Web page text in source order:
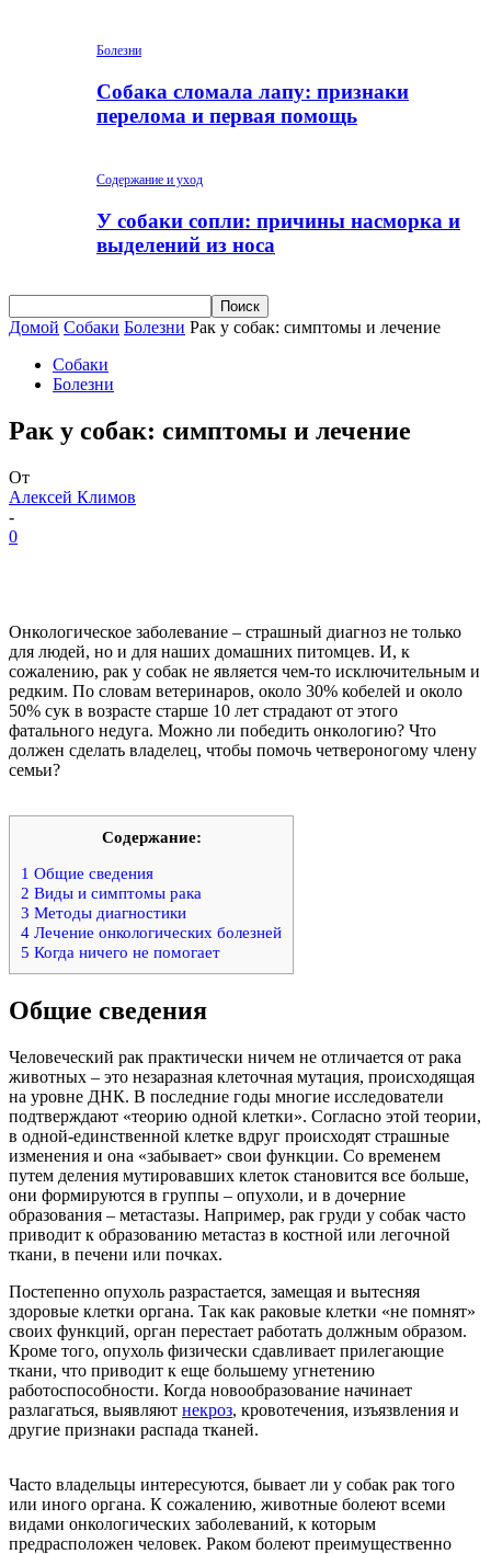
Болезни
Собака сломала лапу: признаки
перелома и первая помощь
Содержание и уход
У собаки сопли: причины насморка и
выделений из носа
Домой Собаки Болезни Рак у собак: симптомы и лечение
Собаки
Болезни
Рак у собак: симптомы и лечение
От
Алексей Климов
-
0
Онкологическое заболевание – страшный диагноз не только
для людей, но и для наших домашних питомцев. И, к
сожалению, рак у собак не является чем-то исключительным и
редким. По словам ветеринаров, около 30% кобелей и около
50% сук в возрасте старше 10 лет страдают от этого
фатального недуга. Можно ли победить онкологию? Что
должен сделать владелец, чтобы помочь четвероногому члену
семьи?
Содержание:
1 Общие сведения
2 Виды и симптомы рака
3 Методы диагностики
4 Лечение онкологических болезней
5 Когда ничего не помогает
Общие сведения
Человеческий рак практически ничем не отличается от рака
животных – это незаразная клеточная мутация, происходящая
на уровне ДНК. В последние годы многие исследователи
подтверждают «теорию одной клетки». Согласно этой теории,
в одной-единственной клетке вдруг происходят страшные
изменения и она «забывает» свои функции. Со временем
путем деления мутировавших клеток становится все больше,
они формируются в группы – опухоли, и в дочерние
образования – метастазы. Например, рак груди у собак часто
приводит к образованию метастаз в костной или легочной
ткани, в печени или почках.
Постепенно опухоль разрастается, замещая и вытесняя
здоровые клетки органа. Так как раковые клетки «не помнят»
своих функций, орган перестает работать должным образом.
Кроме того, опухоль физически сдавливает прилегающие
ткани, что приводит к еще большему угнетению
работоспособности. Когда новообразование начинает
разлагаться, выявляют некроз, кровотечения, изъязвления и
другие признаки распада тканей.
Часто владельцы интересуются, бывает ли у собак рак того
или иного органа. К сожалению, животные болеют всеми
видами онкологических заболеваний, к которым
предрасположен человек. Раком болеют преимущественно